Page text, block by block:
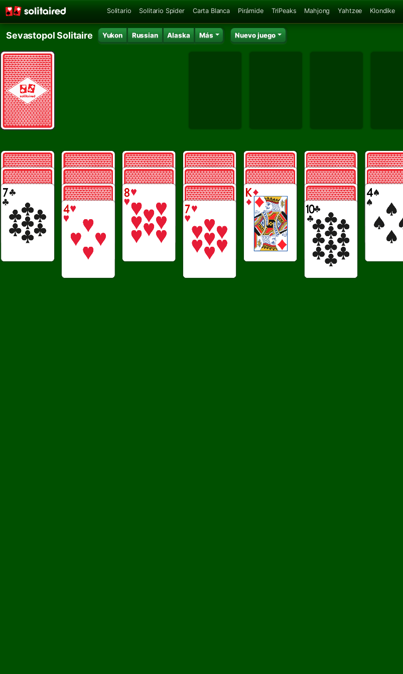
Solitario Solitario Spider Carta Blanca Pirámide TriPeaks Mahjong Yahtzee Klondike
Sevastopol Solitaire Yukon Russian Alaska Más Nuevo juego